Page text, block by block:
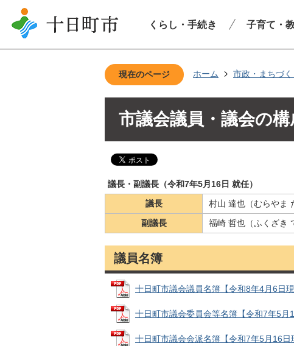
くらし・手続き 子育て・
現在のページ ホーム 市政・まちづく
市議会議員・議会の構
議長・副議長（令和7年5月16日 就任）
議長
村山 達也（むらやま
副議長
福崎 哲也（ふくざき
議員名簿
十日町市議会議員名簿【令和8年4月6日
十日町市議会委員会等名簿【令和7年5
十日町市議会会派名簿【令和7年5月16